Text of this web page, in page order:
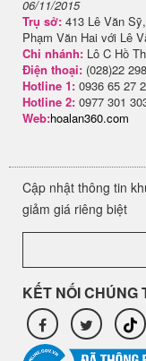
06/11/2015
Trụ sở: 413 Lê Văn
Phạm Văn Hai với Lê
Chi nhánh: Lô C Hồ
Điện thoại: (028)22
Hotline 1: 0936 65 27
Hotline 2: 0977 301
Web:hoalan360.com
Cập nhật thông tin
giảm giá riêng biệt
KẾT NỐI CHÚNG